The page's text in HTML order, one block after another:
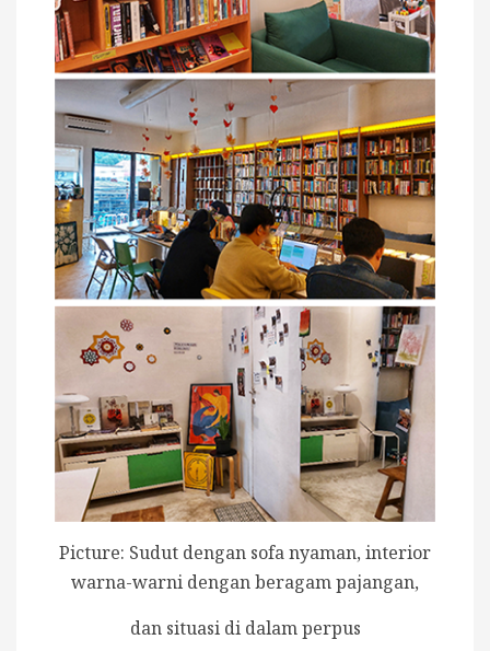
Picture: Sudut dengan sofa nyaman, interior
warna-warni dengan beragam pajangan,
dan situasi di dalam perpus